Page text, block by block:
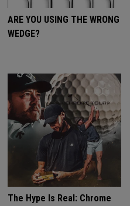
ARE YOU USING THE WRONG
WEDGE?
The Hype Is Real: Chrome